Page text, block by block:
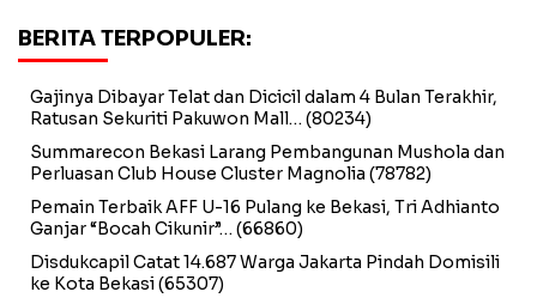
BERITA TERPOPULER:
Gajinya Dibayar Telat dan Dicicil dalam 4 Bulan Terakhir,
Ratusan Sekuriti Pakuwon Mall… (80234)
Summarecon Bekasi Larang Pembangunan Mushola dan
Perluasan Club House Cluster Magnolia (78782)
Pemain Terbaik AFF U-16 Pulang ke Bekasi, Tri Adhianto
Ganjar “Bocah Cikunir”… (66860)
Disdukcapil Catat 14.687 Warga Jakarta Pindah Domisili
ke Kota Bekasi(65307)